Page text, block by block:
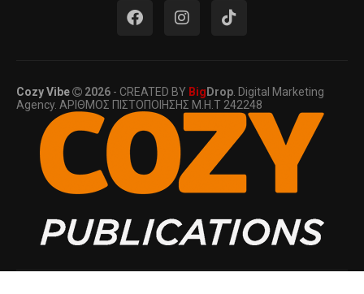
Cozy Vibe 2026 - CREATED BY Big Drop. Digital Marketing
Agency. ΑΡΙΘΜΟΣ ΠΙΣΤΟΠΟΙΗΣΗΣ Μ.Η.Τ 242248